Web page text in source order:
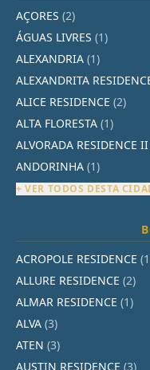
AÇORES (2)
ÁGUAS LIVRES (1)
ALEXANDRIA (1)
ALEXANDRITA
ALICE RESIDENCE (2)
ALTA FLORESTA (1)
ALVORADA RESIDENCE II
ANDORINHA (1)
+ VER TODOS DESTA
ACROPOLE RESIDENCE
ALLURE RESIDENCE (2)
ALMAR RESIDENCE (1)
ALVA (3)
ATEN (3)
AUSTIN RESIDENCE (3)